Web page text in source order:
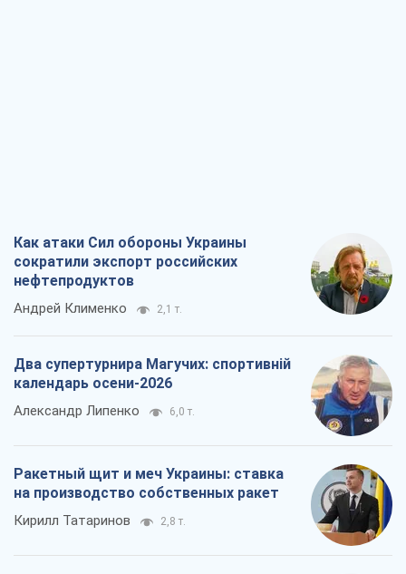
Как атаки Сил обороны Украины
сократили экспорт российских
нефтепродуктов
Андрей Клименко 2,1 т.
Два супертурнира Магучих: спортивній
календарь осени-2026
Александр Липенко 6,0 т.
Ракетный щит и меч Украины: ставка
на производство собственных ракет
Кирилл Татаринов 2,8 т.